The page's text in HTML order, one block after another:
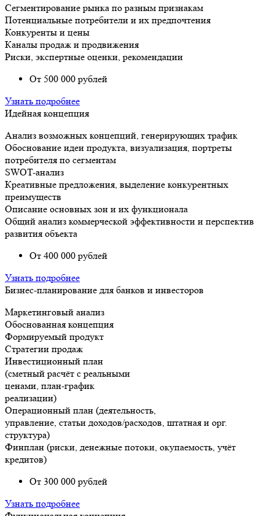
Сегментирование рынка по разным признакам
Потенциальные потребители и их предпочтения
Конкуренты и цены
Каналы продаж и продвижения
Риски, экспертные оценки, рекомендации
От 500 000 рублей
Узнать подробнее
Идейная концепция
Анализ возможных концепций, генерирующих трафик
Обоснование идеи продукта, визуализация, портреты
потребителя по сегментам
SWOT-анализ
Креативные предложения, выделение конкурентных
преимуществ
Описание основных зон и их функционала
Общий анализ коммерческой эффективности и перспектив
развития объекта
От 400 000 рублей
Узнать подробнее
Бизнес-планирование для банков и инвесторов
Маркетинговый анализ
Обоснованная концепция
Формируемый продукт
Стратегии продаж
Инвестиционный план
(сметный расчёт с реальными
ценами, план-график
реализации)
Операционный план (деятельность,
управление, статьи доходов/расходов, штатная и орг.
структура)
Финплан (риски, денежные потоки, окупаемость, учёт
кредитов)
От 300 000 рублей
Узнать подробнее